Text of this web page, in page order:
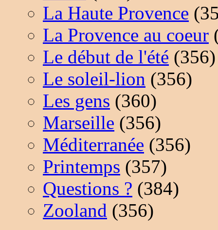
La Haute Provence
La Provence au coeur
Le début de l'été (356)
Le soleil-lion (356)
Les gens (360)
Marseille (356)
Méditerranée (356)
Printemps (357)
Questions ? (384)
Zooland (356)